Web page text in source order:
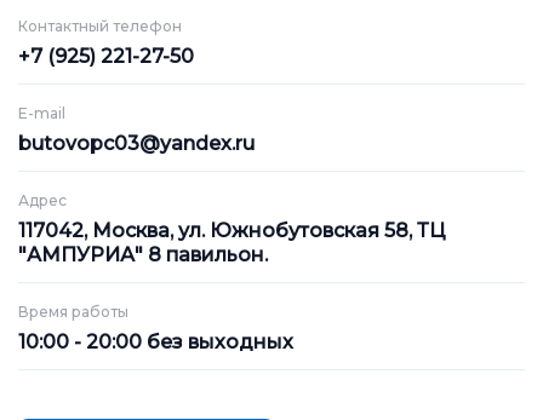
Контактный телефон
+7 (925) 221-27-50
E-mail
butovopc03@yandex.ru
Адрес
117042, Москва, ул. Южнобутовская 58, ТЦ
"АМПУРИА" 8 павильон.
Время работы
10:00 - 20:00 без выходных